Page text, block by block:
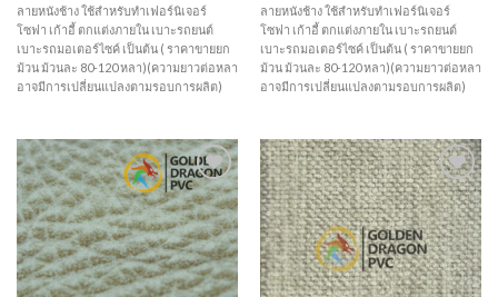
ลายหนังช้าง ใช้สำหรับทำเฟอร์นิเจอร์
โซฟา เก้าอี้ ตกแต่งภายใน เบาะรถยนต์
เบาะรถมอเตอร์ไซค์ เป็นต้น ( ราคาขายยก
ม้วน ม้วนละ 80-120 หลา)(ความยาวต่อหลา
อาจมีการเปลี่ยนแปลงตามรอบการผลิต)
ลายหนังช้าง ใช้สำหรับทำเฟอร์นิเจอร์
โซฟา เก้าอี้ ตกแต่งภายใน เบาะรถยนต์
เบาะรถมอเตอร์ไซค์ เป็นต้น ( ราคาขายยก
ม้วน ม้วนละ 80-120 หลา)(ความยาวต่อหลา
อาจมีการเปลี่ยนแปลงตามรอบการผลิต)
Add to
Wishlist
Add to
Wishlist